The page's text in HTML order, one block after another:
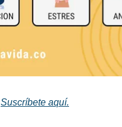
Suscríbete aquí.